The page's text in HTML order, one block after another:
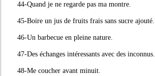
44-Quand je ne regarde pas ma montre.
45-Boire un jus de fruits frais sans sucre ajouté.
46-Un barbecue en pleine nature.
47-Des échanges intéressants avec des inconnus.
48-Me coucher avant minuit.